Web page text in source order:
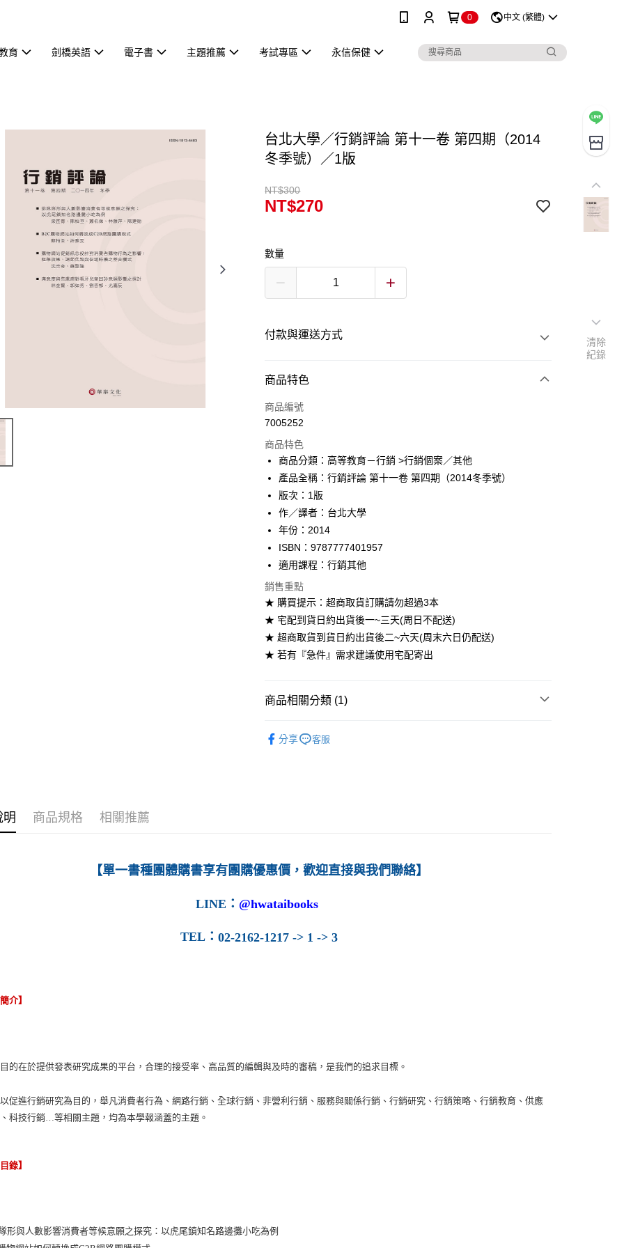
0 中文 (繁體)
育 劍橋英語 電子書 主題推薦 考試專區 永信保健
台北大學／行銷評論 第十一卷 第四期（2014
冬季號）／1版
NT$300
NT$270
數量
付款與運送方式
付款方式
信用卡一次付款
Apple Pay
Google Pay
ATM付款
運送方式
每筆NT$60
付款後全家取貨
每筆NT$60
每筆NT$60
商品特色
商品編號
7005252
商品特色
商品分類：高等教育－行銷 >行銷個案／其他
產品全稱：行銷評論 第十一卷 第四期（2014冬季號）
版次：1版
作／譯者：台北大學
年份：2014
ISBN：9787777401957
適用課程：行銷其他
銷售重點
★ 購買提示：超商取貨訂購請勿超過3本
★ 宅配到貨日約出貨後一~三天(周日不配送)
★ 超商取貨到貨日約出貨後二~六天(周末六日仍配送)
★ 若有『急件』需求建議使用宅配寄出
商品相關分類 (1)
分享
客服
明 商品規格 相關推薦
【單一書種團體購書享有團購優惠價，歡迎直接與我們聯絡】
LINE ： @hwataibooks
TEL： 02-2162-1217 -> 1 -> 3
介】
的在於提供發表研究成果的平台，合理的接受率、高品質的編輯與及時的審稿，是我們的追求目標。
促進行銷研究為目的，舉凡消費者行為、網路行銷、全球行銷、非營利行銷、服務與關係行銷、行銷研究、行銷策略、行銷教育、供應
科技行銷…等相關主題，均為本學報涵蓋的主題。
錄】
形與人數影響消費者等候意願之探究：以虎尾鎮知名路邊攤小吃為例
清除
紀錄